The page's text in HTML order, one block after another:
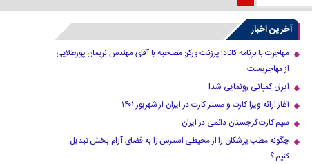
آخرین اخبار
مهاجرت با برنامه کانادا پرزنت ورکر: مصاحبه با آقای مهندس نریمان پورطلایی
از مهاجریست
ایران کمپانی رونمایی شد!
آغاز ارائه ویزا کارت و مستر کارت در ایران از شهریور ۱۴۰۱
سیم کارت گرجستان دائمی در ایران
چگونه مطب پزشکان را از محیطی استرس زا به فضای آرام بخش تبدیل
کنیم ؟